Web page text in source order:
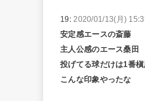
19: 2020/01/13(月)
安定感エースの斎藤
主人公感のエース桑田
投げてる球だけは1番槇
こんな印象やったな